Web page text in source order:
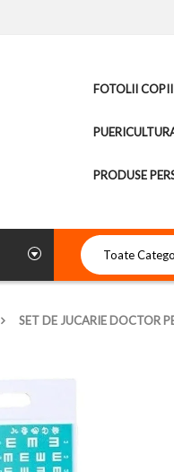
FOTOLII COPII
PRODUSE
SET DE JUCARIE DOCTOR